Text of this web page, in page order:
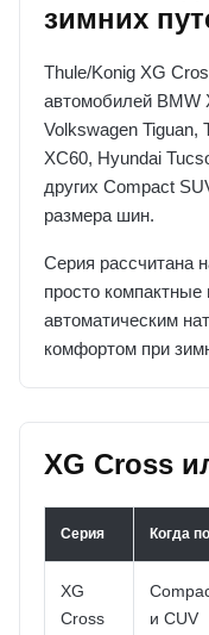
зимних
Thule/Konig XG
автомобилей BMW
Volkswagen Tiguan,
XC60, Hyundai
других Compact
размера шин.
Серия рассчитана
просто
автоматическим
комфортом при
XG Cross
Серия Когда
XG
Cross
и CUV